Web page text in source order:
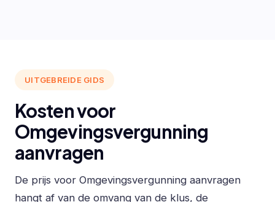
UITGEBREIDE GIDS
Kosten voor
Omgevingsvergunning
aanvragen
De prijs voor Omgevingsvergunning aanvragen
hangt af van de omvang van de klus, de